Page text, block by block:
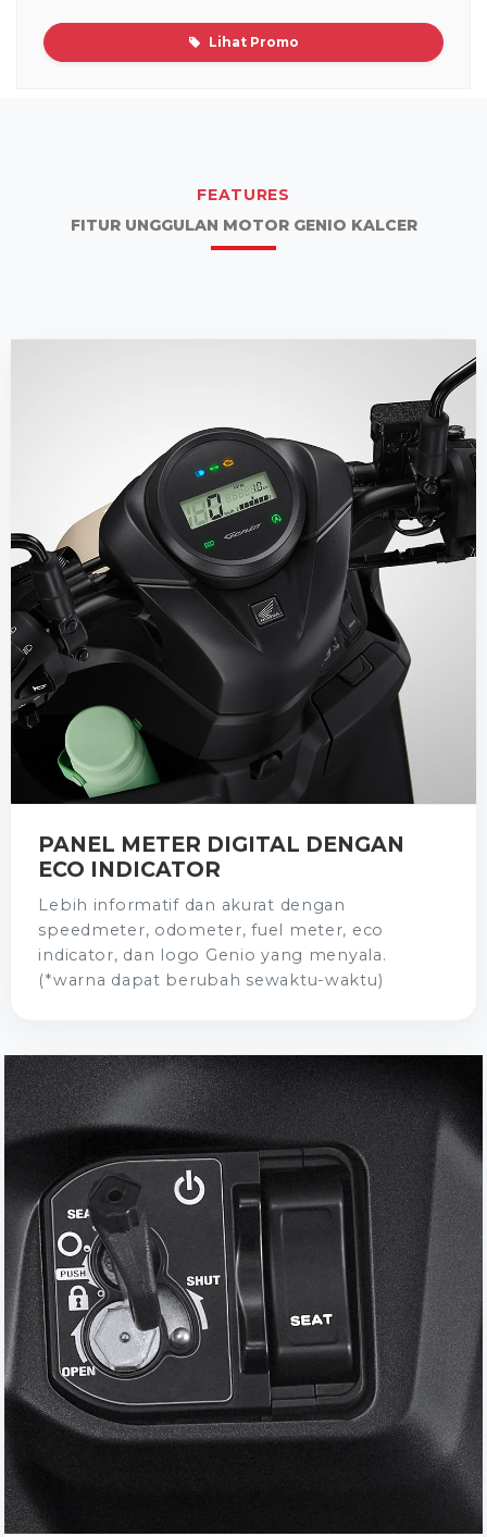
Lihat Promo
FEATURES
FITUR UNGGULAN MOTOR GENIO KALCER
PANEL METER DIGITAL DENGAN
ECO INDICATOR
Lebih informatif dan akurat dengan
speedmeter, odometer, fuel meter, eco
indicator, dan logo Genio yang menyala.
(*warna dapat berubah sewaktu-waktu)